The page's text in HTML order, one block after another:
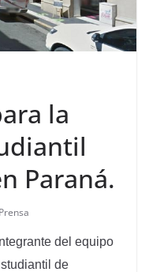
la
Paraná.
del equipo
de